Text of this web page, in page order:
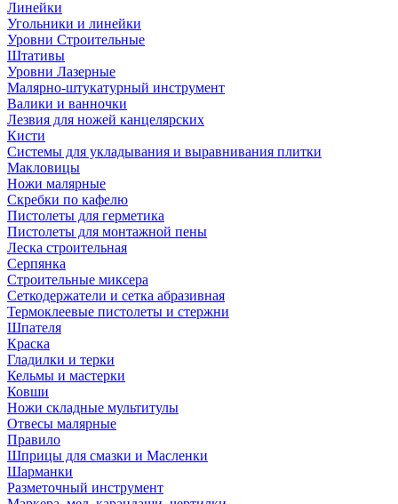
Линейки
Угольники и линейки
Уровни Строительные
Штативы
Уровни Лазерные
Малярно-штукатурный инструмент
Валики и ванночки
Лезвия для ножей канцелярских
Кисти
Системы для укладывания и выравнивания плитки
Макловицы
Ножи малярные
Скребки по кафелю
Пистолеты для герметика
Пистолеты для монтажной пены
Леска строительная
Серпянка
Строительные миксера
Сеткодержатели и сетка абразивная
Термоклеевые пистолеты и стержни
Шпателя
Краска
Гладилки и терки
Кельмы и мастерки
Ковши
Ножи складные мультитулы
Отвесы малярные
Правило
Шприцы для смазки и Масленки
Шарманки
Разметочный инструмент